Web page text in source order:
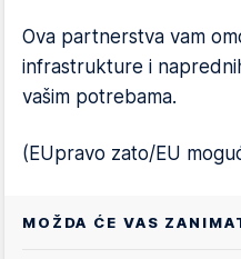
Ova partnerstva vam
infrastrukture i
vašim potrebama.
(EUpravo zato/EU
MOŽDA ĆE VAS